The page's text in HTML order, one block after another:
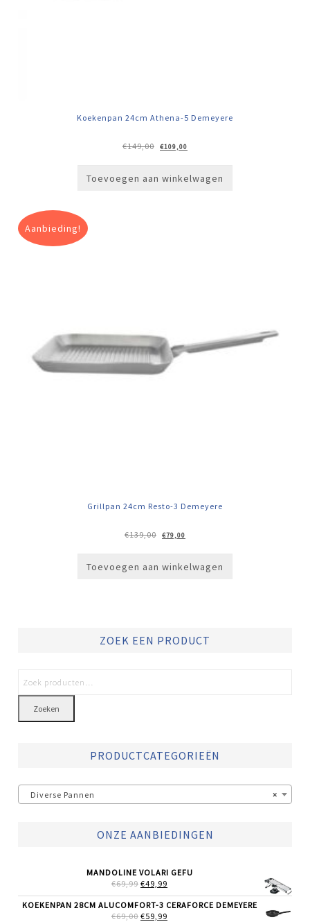
Koekenpan 24cm Athena-5 Demeyere
€149,00
Oorspronkelijke
prijs
€109,00
prijs
Toevoegen aan winkelwagen
Aanbieding!
Grillpan 24cm Resto-3 Demeyere
€139,00
Oorspronkelijke
prijs
€79,00
prijs
Toevoegen aan winkelwagen
ZOEK EEN PRODUCT
Zoeken
PRODUCTCATEGORIEËN
×
Diverse Pannen
ONZE AANBIEDINGEN
MANDOLINE VOLARI GEFU
€69,99 OORSPRONKELIJKE
WAS:
€69,99.
€49,99
IS:
KOEKENPAN 28CM ALUCOMFORT-3 CERAFORCE DEMEYERE
€69,00 OORSPRONKELIJKE
€59,99